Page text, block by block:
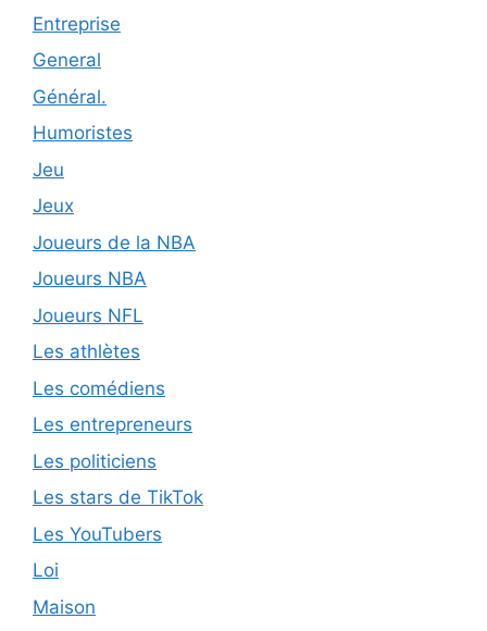
Entreprise
General
Général.
Humoristes
Jeu
Jeux
Joueurs de la NBA
Joueurs NBA
Joueurs NFL
Les athlètes
Les comédiens
Les entrepreneurs
Les politiciens
Les stars de TikTok
Les YouTubers
Loi
Maison